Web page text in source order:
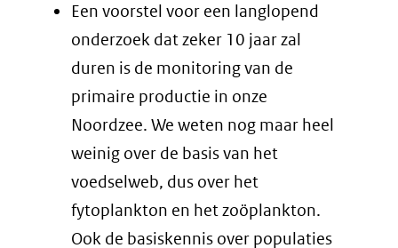
Een voorstel voor een langlopend
onderzoek dat zeker 10 jaar zal
duren is de monitoring van de
primaire productie in onze
Noordzee. We weten nog maar heel
weinig over de basis van het
voedselweb, dus over het
fytoplankton en het zoöplankton.
Ook de basiskennis over populaties